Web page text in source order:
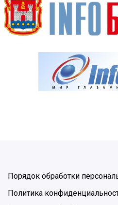
Порядок обработки
Политика